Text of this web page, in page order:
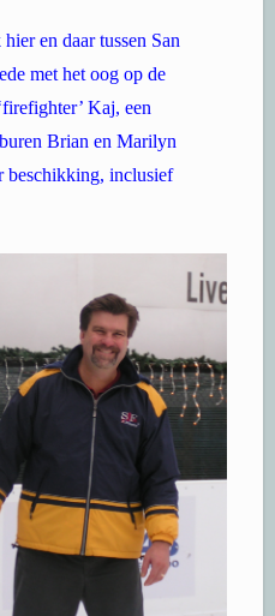
en daar tussen San
met het oog op de
Kaj, een
Brian en Marilyn
beschikking, inclusief